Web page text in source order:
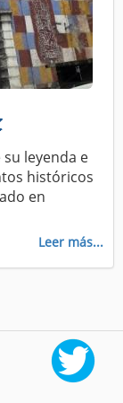
leyenda e
históricos
en
Leer más...